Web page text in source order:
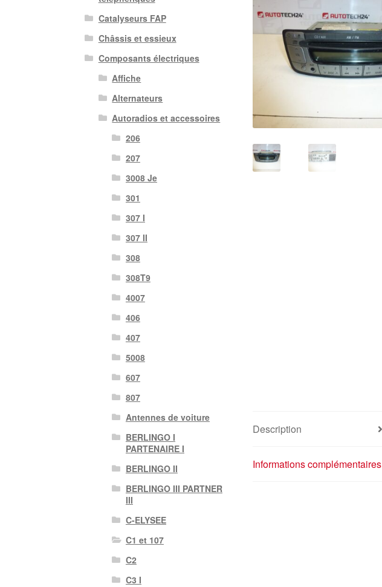
Description
Informations complémentaires
Catalyseurs FAP
Châssis et essieux
Composants électriques
Affiche
Alternateurs
Autoradios et accessoires
206
207
3008 Je
301
307 I
307 II
308
308T9
4007
406
407
5008
607
807
Antennes de voiture
BERLINGO I
PARTENAIRE I
BERLINGO II
BERLINGO III PARTNER
III
C-ELYSEE
C1 et 107
C2
C3 I